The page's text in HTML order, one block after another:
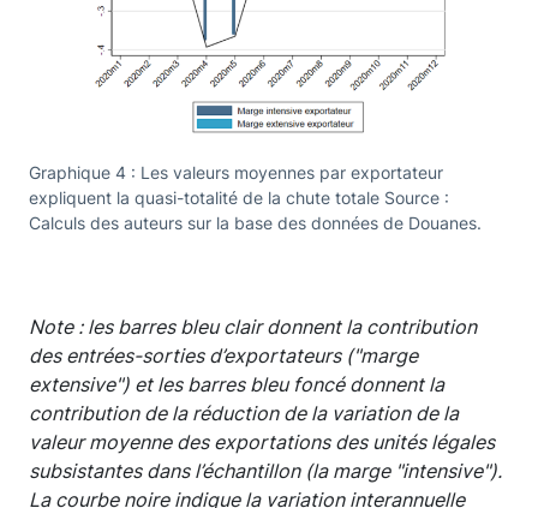
Graphique 4 : Les valeurs moyennes par exportateur
expliquent la quasi-totalité de la chute totale Source :
Calculs des auteurs sur la base des données de Douanes.
Note : les barres bleu clair donnent la contribution
des entrées-sorties d’exportateurs ("marge
extensive") et les barres bleu foncé donnent la
contribution de la réduction de la variation de la
valeur moyenne des exportations des unités légales
subsistantes dans l’échantillon (la marge "intensive").
La courbe noire indique la variation interannuelle